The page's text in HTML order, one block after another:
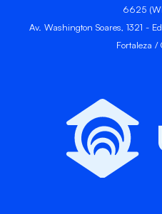
6625
Av. Washington Soares, 1321 -
Fortaleza /